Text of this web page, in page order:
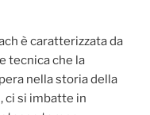
è caratterizzata da
tecnica che la
nella storia della
ci si imbatte in